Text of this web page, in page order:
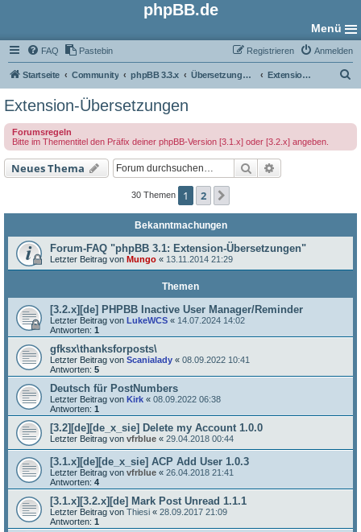
phpBB.de
Menü
FAQ Pastebin Anmelden
Registrieren
Startseite Community phpBB 3.3.x Übersetzungs-Foren Extension-Übersetzungen
e
Extension-Übersetzungen
Forumsregeln
Bitte im Thementitel den Präfix deiner phpBB-Version [3.1.x] oder [3.2.x] angeben.
Neues Thema Suche
30 Themen 1 2
Bekanntmachungen
Forum-FAQ "phpBB 3.1: Extension-Übersetzungen"
Letzter Beitrag von Mungo « 13.11.2014 21:29
Themen
[3.2.x][de] PHPBB Inactive User Manager/Reminder
Letzter Beitrag von LukeWCS « 14.07.2024 14:02
Antworten: 1
gfksx\thanksforposts\
Letzter Beitrag von Scanialady « 08.09.2022 10:41
Antworten: 5
Deutsch für PostNumbers
Letzter Beitrag von Kirk « 08.09.2022 06:38
Antworten: 1
[3.2][de][de_x_sie] Delete my Account 1.0.0
Letzter Beitrag von vfrblue « 29.04.2018 00:44
[3.1.x][de][de_x_sie] ACP Add User 1.0.3
Letzter Beitrag von vfrblue « 26.04.2018 21:41
Antworten: 4
[3.1.x][3.2.x][de] Mark Post Unread 1.1.1
Letzter Beitrag von Thiesi « 28.09.2017 21:09
Antworten: 1